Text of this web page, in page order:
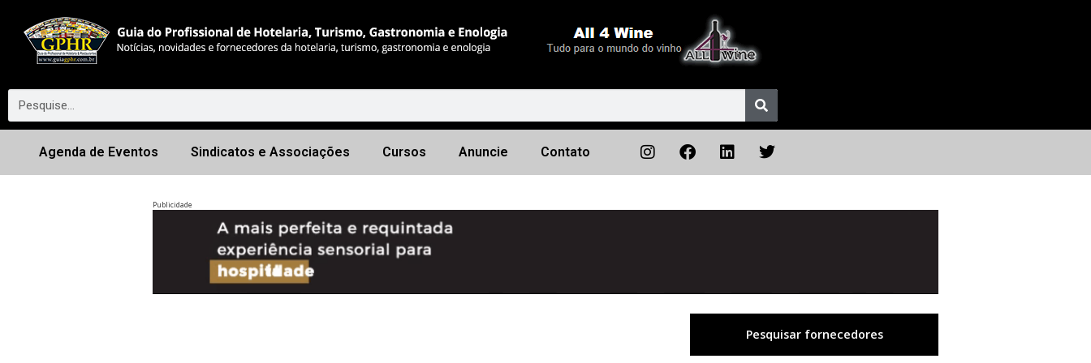
Agenda de Eventos Sindicatos e Associações Cursos Anuncie Contato
Publicidade
Próximo
Pesquisar fornecedores